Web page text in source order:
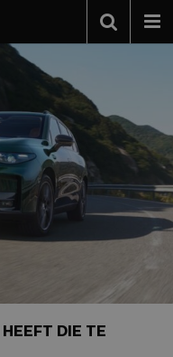
DIE TE